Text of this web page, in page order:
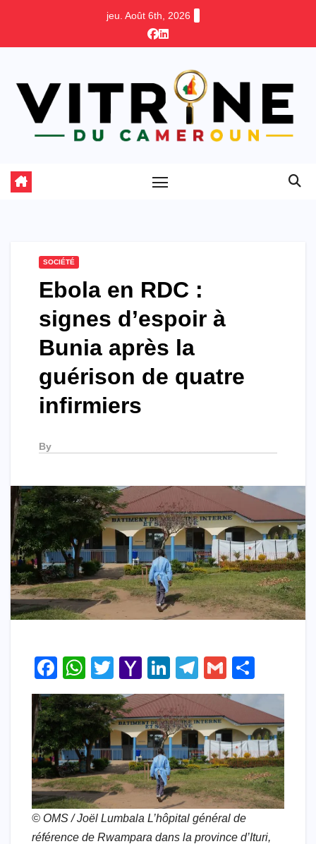
jeu. Août 6th, 2026
SOCIÉTÉ
Ebola en RDC :
signes d’espoir à
Bunia après la
guérison de quatre
infirmiers
By
F
a
c
e
b
o
o
k
W
h
at
s
A
p
p
T
wi
tt
er
Y
a
h
o
o
M
ail
Li
n
k
e
dI
n
T
el
e
gr
a
m
G
m
ail
h
ar
e
© OMS / Joël Lumbala L’hôpital général de
référence de Rwampara dans la province d’Ituri,